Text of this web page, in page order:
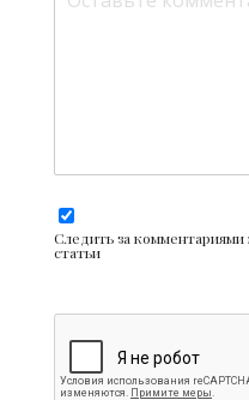
Следить за комментариями
статьи